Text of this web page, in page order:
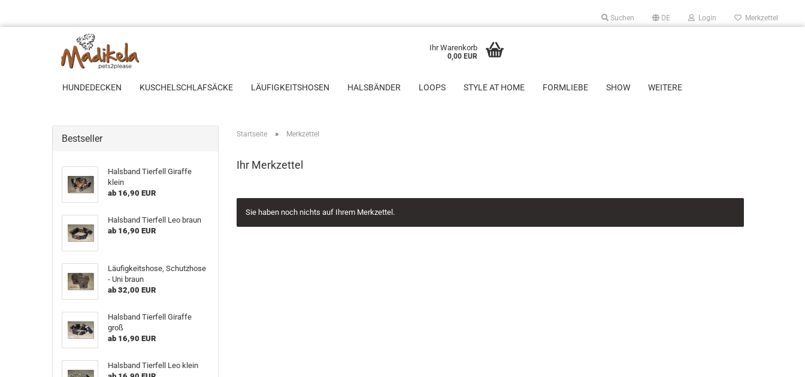
Suchen DE Login Merkzettel
Ihr Warenkorb
0,00 EUR
HUNDEDECKEN KUSCHELSCHLAFSÄCKE LÄUFIGKEITSHOSEN HALSBÄNDER LOOPS STYLE AT HOME FORMLIEBE SHOW WEITERE
Startseite » Merkzettel
Ihr Merkzettel
Sie haben noch nichts auf Ihrem Merkzettel.
Bestseller
Hals­band Tier­fell Gi­raf­fe
klein
ab 16,90 EUR
Hals­band Tier­fell Leo braun
ab 16,90 EUR
Läu­fig­keits­ho­se, Schutz­ho­se
- Uni braun
ab 32,00 EUR
Hals­band Tier­fell Gi­raf­fe
groß
ab 16,90 EUR
Hals­band Tier­fell Leo klein